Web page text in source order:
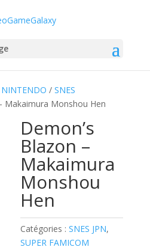
NINTENDO / SNES
Makaimura Monshou Hen
Demon’s
Blazon –
Makaimura
Monshou
Hen
Catégories :SNES JPN,
SUPER FAMICOM